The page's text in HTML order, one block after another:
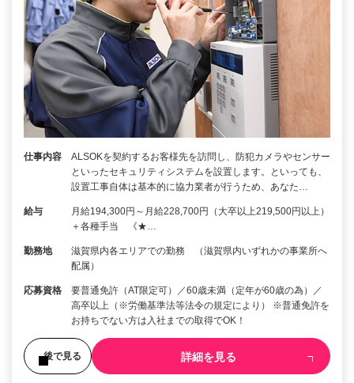
仕事内容
ALSOKを契約するお客様先を訪問し、防犯カメラやセンサー
といったセキュリティシステムを設置します。といっても、
設置工事自体は基本的に協力業者が行うため、あなた…
給与
月給194,300円～月給228,700円（大卒以上219,500円以上）
＋各種手当 《★…
勤務地
滋賀県内各エリアでの勤務 （滋賀県内いずれかの事業所へ
配属）
応募資格
要普通免許（AT限定可）／60歳未満（定年が60歳の為）／
高卒以上（※労働基準法等法令の規定により） ※普通免許を
お持ちでない方は入社までの取得でOK！
後で見る 詳細を見る